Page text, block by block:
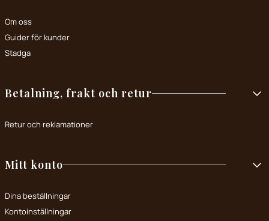
Om oss
Guider för kunder
Stadga
Betalning, frakt och retur
Retur och reklamationer
Mitt konto
Dina beställningar
Kontoinställningar